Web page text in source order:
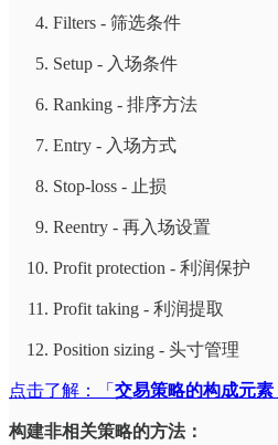
Filters - 筛选条件
Setup - 入场条件
Ranking - 排序方法
Entry - 入场方式
Stop-loss - 止损
Reentry - 再入场设置
Profit protection - 利润保护
Profit taking - 利润提取
Position sizing - 头寸管理
点击了解：「 交易策略的构成元素
构建非相关策略的方法：